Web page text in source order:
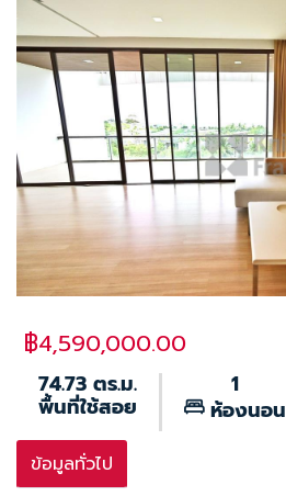
฿4,590,000.00
74.73 ตร.ม.
พื้นที่ใช้สอย
1
ห้องนอน
ข้อมูลทั่วไป